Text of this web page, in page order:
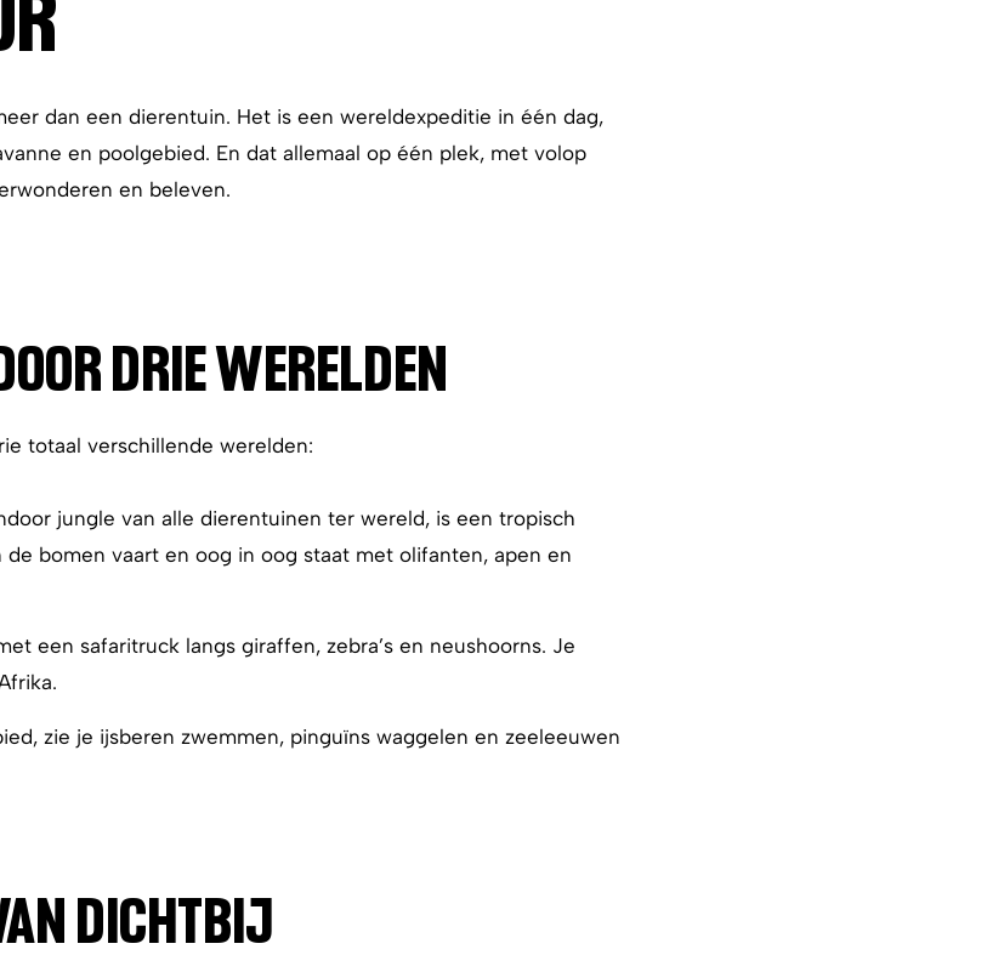
dan een dierentuin. Het is een wereldexpeditie in één dag,
en poolgebied. En dat allemaal op één plek, met volop
en beleven.
DRIE WERELDEN
totaal verschillende werelden:
jungle van alle dierentuinen ter wereld, is een tropisch
de bomen vaart en oog in oog staat met olifanten, apen en
een safaritruck langs giraffen, zebra’s en neushoorns. Je
zie je ijsberen zwemmen, pinguïns waggelen en zeeleeuwen
DICHTBIJ